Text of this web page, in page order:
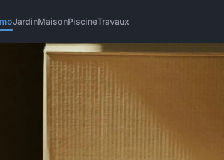
JardinMaisonPiscineTravaux